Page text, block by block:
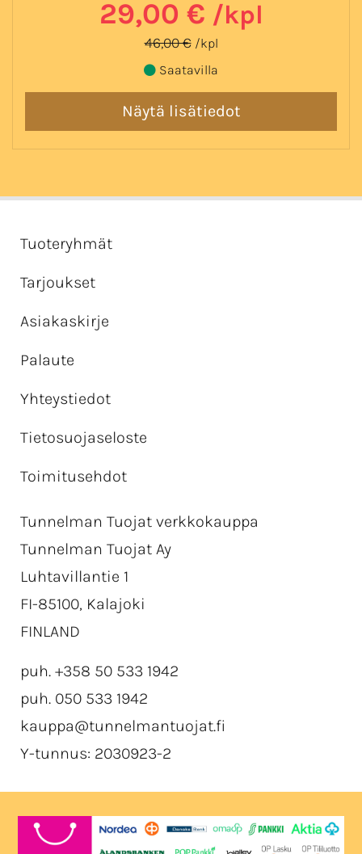
29,00 € /kpl
46,00 € /kpl
Saatavilla
Tuoteryhmät
Tarjoukset
Asiakaskirje
Palaute
Yhteystiedot
Tietosuojaseloste
Toimitusehdot
Tunnelman Tuojat verkkokauppa
Tunnelman Tuojat Ay
Luhtavillantie 1
FI-85100, Kalajoki
FINLAND
puh. +358 50 533 1942
puh. 050 533 1942
kauppa@tunnelmantuojat.fi
Y-tunnus: 2030923-2